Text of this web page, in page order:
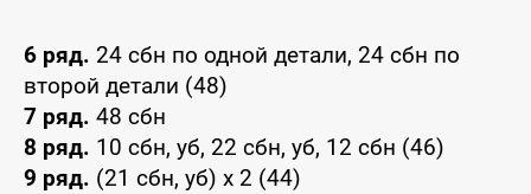
6 ряд. 24 сбн по одной детали, 24 сбн по
второй детали (48)
7 ряд. 48 сбн
8 ряд. 10 сбн, уб, 22 сбн, уб, 12 сбн (46)
9 ряд. (21 сбн, уб) x 2 (44)